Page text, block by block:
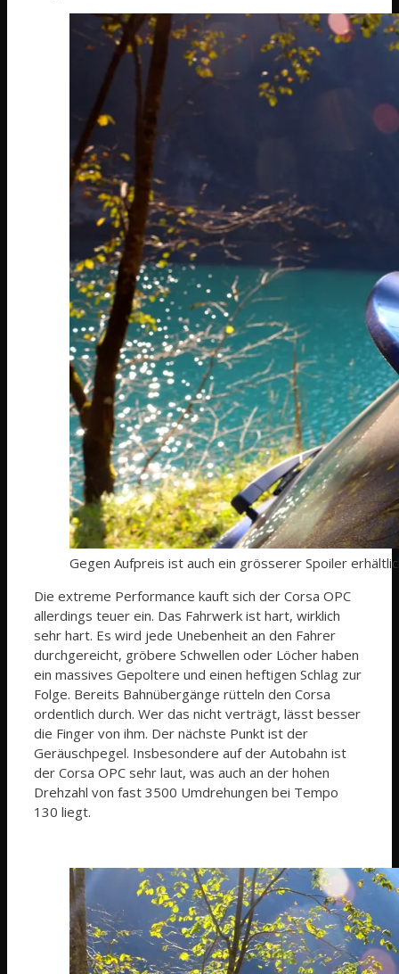
Gegen Aufpreis ist auch ein grösserer Spoiler
Die extreme Performance kauft sich der Corsa OPC
allerdings teuer ein. Das Fahrwerk ist hart, wirklich
sehr hart. Es wird jede Unebenheit an den Fahrer
durchgereicht, gröbere Schwellen oder Löcher haben
ein massives Gepoltere und einen heftigen Schlag zur
Folge. Bereits Bahnübergänge rütteln den Corsa
ordentlich durch. Wer das nicht verträgt, lässt besser
die Finger von ihm. Der nächste Punkt ist der
Geräuschpegel. Insbesondere auf der Autobahn ist
der Corsa OPC sehr laut, was auch an der hohen
Drehzahl von fast 3500 Umdrehungen bei Tempo
130 liegt.